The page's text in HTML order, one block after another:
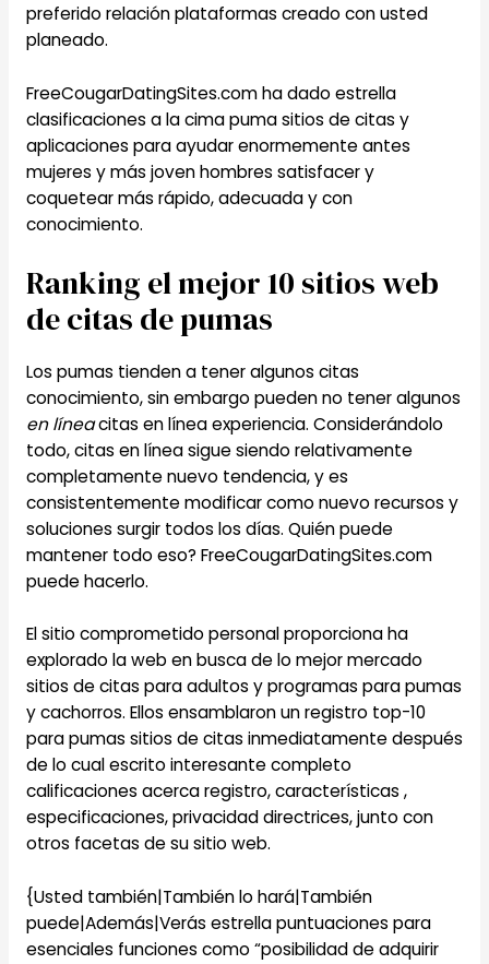
preferido relación plataformas creado con usted
planeado.
FreeCougarDatingSites.com ha dado estrella
clasificaciones a la cima puma sitios de citas y
aplicaciones para ayudar enormemente antes
mujeres y más joven hombres satisfacer y
coquetear más rápido, adecuada y con
conocimiento.
Ranking el mejor 10 sitios web
de citas de pumas
Los pumas tienden a tener algunos citas
conocimiento, sin embargo pueden no tener algunos
en líneacitas en línea experiencia. Considerándolo
todo, citas en línea sigue siendo relativamente
completamente nuevo tendencia, y es
consistentemente modificar como nuevo recursos y
soluciones surgir todos los días. Quién puede
mantener todo eso? FreeCougarDatingSites.com
puede hacerlo.
El sitio comprometido personal proporciona ha
explorado la web en busca de lo mejor mercado
sitios de citas para adultos y programas para pumas
y cachorros. Ellos ensamblaron un registro top-10
para pumas sitios de citas inmediatamente después
de lo cual escrito interesante completo
calificaciones acerca registro, características ,
especificaciones, privacidad directrices, junto con
otros facetas de su sitio web.
{Usted también|También lo hará|También
puede|Además|Verás estrella puntuaciones para
esenciales funciones como “posibilidad de adquirir